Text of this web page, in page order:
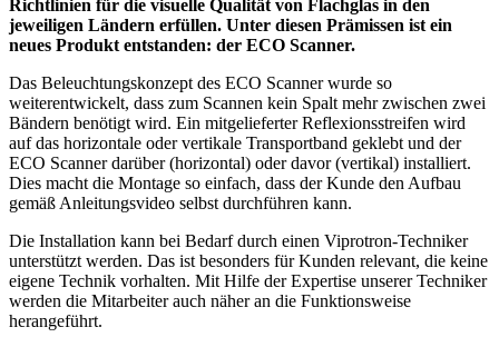
Richtlinien für die visuelle Qualität von Flachglas in den
jeweiligen Ländern erfüllen. Unter diesen Prämissen ist ein
neues Produkt entstanden: der ECO Scanner.
Das Beleuchtungskonzept des ECO Scanner wurde so
weiterentwickelt, dass zum Scannen kein Spalt mehr zwischen zwei
Bändern benötigt wird. Ein mitgelieferter Reflexionsstreifen wird
auf das horizontale oder vertikale Transportband geklebt und der
ECO Scanner darüber (horizontal) oder davor (vertikal) installiert.
Dies macht die Montage so einfach, dass der Kunde den Aufbau
gemäß Anleitungsvideo selbst durchführen kann.
Die Installation kann bei Bedarf durch einen Viprotron-Techniker
unterstützt werden. Das ist besonders für Kunden relevant, die keine
eigene Technik vorhalten. Mit Hilfe der Expertise unserer Techniker
werden die Mitarbeiter auch näher an die Funktionsweise
herangeführt.